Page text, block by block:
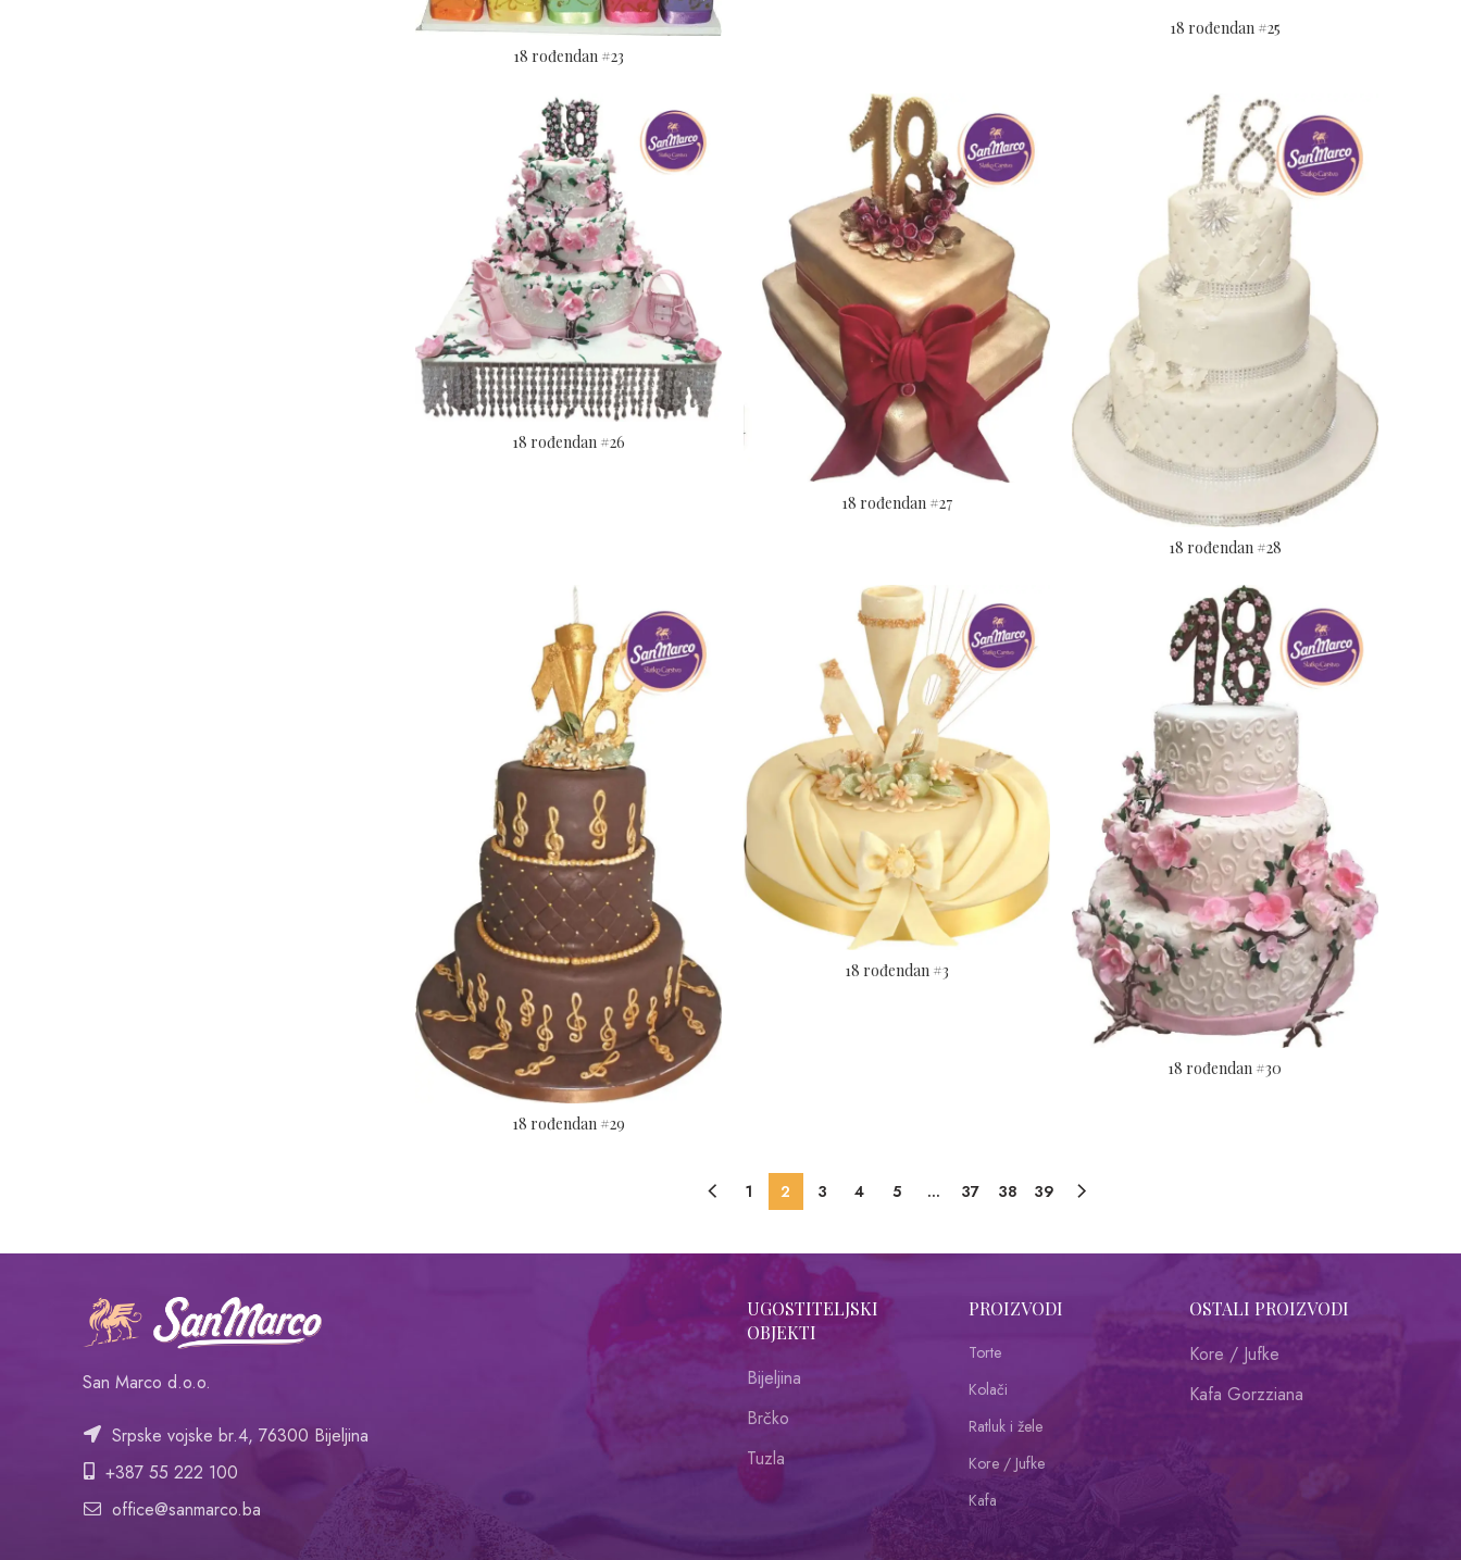
18 rođendan #23
18 rođendan #25
18 rođendan #26
18 rođendan #27
18 rođendan #28
18 rođendan #29
18 rođendan #3
18 rođendan #30
1 2 3 4 5 … 37 38 39
San Marco d.o.o.
Srpske vojske br.4, 76300 Bijeljina
+387 55 222 100
office@sanmarco.ba
UGOSTITELJSKI
OBJEKTI
Bijeljina
Brčko
Tuzla
PROIZVODI
Torte
Kolači
Ratluk i žele
Kore / Jufke
Kafa
OSTALI PROIZVODI
Kore / Jufke
Kafa Gorzziana